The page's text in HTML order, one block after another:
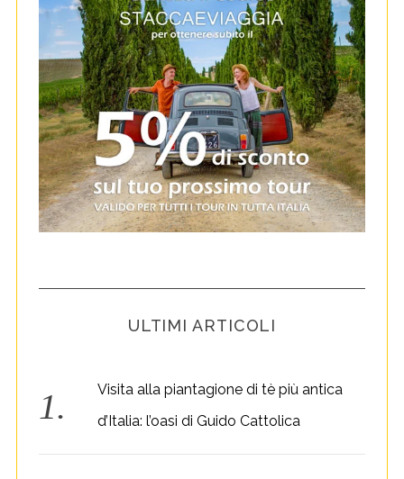
ULTIMI ARTICOLI
Visita alla piantagione di tè più antica
d’Italia: l’oasi di Guido Cattolica